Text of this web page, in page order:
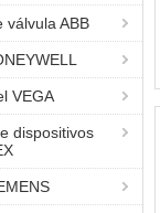
válvula ABB
VEGA
dispositivos